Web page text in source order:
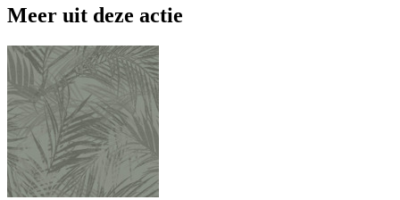
Meer uit deze actie